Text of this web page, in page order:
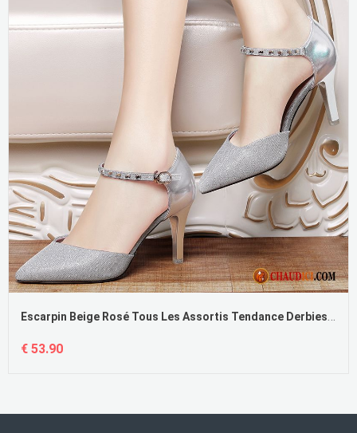
€ 53.90